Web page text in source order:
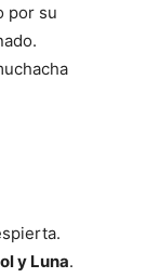
por su
y Luna.